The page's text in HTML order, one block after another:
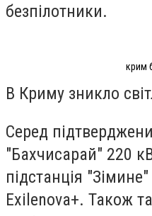
безпілотники.
крим
В Криму зникло
Серед
"Бахчисарай" 220
підстанція
Exilenova+. Також